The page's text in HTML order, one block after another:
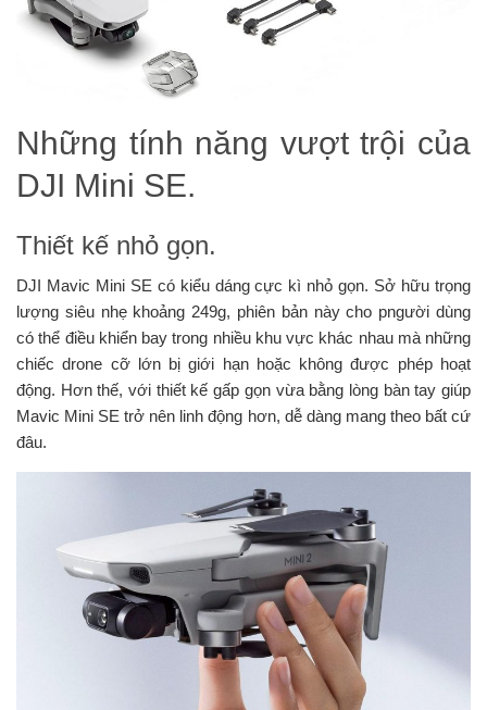
Những tính năng vượt trội của
DJI Mini SE.
Thiết kế nhỏ gọn.
DJI Mavic Mini SE có kiểu dáng cực kì nhỏ gọn. Sở hữu trọng
lượng siêu nhẹ khoảng 249g, phiên bản này cho pngười dùng
có thể điều khiển bay trong nhiều khu vực khác nhau mà những
chiếc drone cỡ lớn bị giới hạn hoặc không được phép hoạt
động. Hơn thế, với thiết kế gấp gọn vừa bằng lòng bàn tay giúp
Mavic Mini SE trở nên linh động hơn, dễ dàng mang theo bất cứ
đâu.